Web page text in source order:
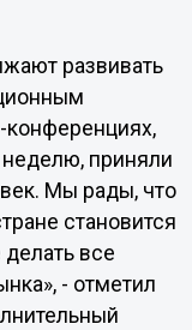
развивать
приняли
Мы рады, что
становится
все
- отметил